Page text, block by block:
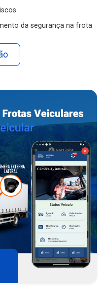
da segurança na frota